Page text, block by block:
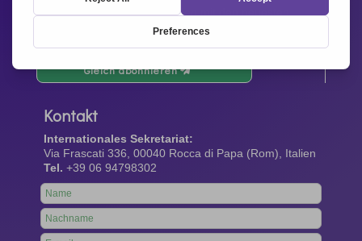
Bleiben Sie auf dem Laufenden mit den neuesten
Infos aus unserem Netzwerk.
Gleich abonnieren
Kontakt
Internationales Sekretariat:
Via Frascati 336, 00040 Rocca di Papa (Rom), Italien
Tel. +39 06 94798302
Leave
this
field
blank